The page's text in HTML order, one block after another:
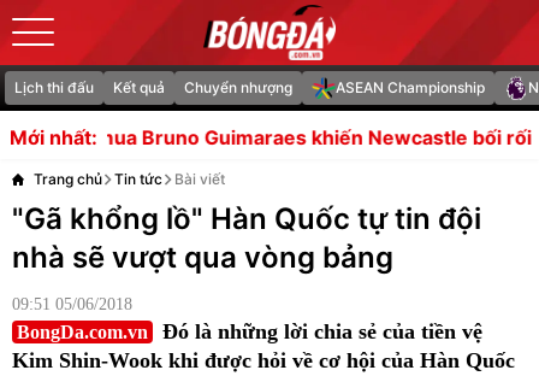
Lịch thi đấu Kết quả Chuyển nhượng ASEAN Championship
Mới nhất:
Guimaraes khiến Newcastle bối rối Đình Bắc và Xuân
Trang chủ Tin tức Bài viết
"Gã khổng lồ" Hàn Quốc tự tin đội
nhà sẽ vượt qua vòng bảng
09:51 05/06/2018
BongDa.com.vn
Đó là những lời chia sẻ của tiền vệ
Kim Shin-Wook khi được hỏi về cơ hội của Hàn Quốc